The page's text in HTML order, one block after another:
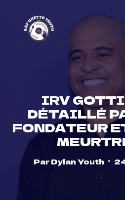
content
IRV
DÉTAILLÉ
FONDATEUR
ParDylan Youth